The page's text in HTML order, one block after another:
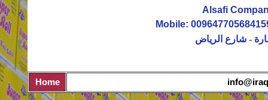
Alsafi
Mobile:
- شارع الرياض
Home